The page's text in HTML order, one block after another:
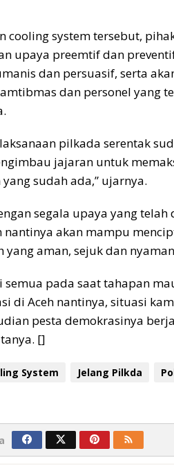
cooling system tersebut,
upaya preemtif dan
dan persuasif, serta
dan personel yang
pilkada serentak
jajaran untuk
sudah ada,” ujarnya.
segala upaya yang
nantinya akan mampu
yang aman, sejuk dan
semua pada saat tahapan
di Aceh nantinya, situasi
pesta demokrasinya
[]
System Jelang Pilkda